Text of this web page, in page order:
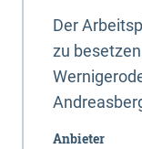
Der
zu
Anbieter